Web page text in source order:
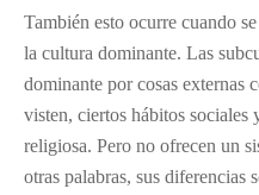
También esto ocurre cuando
la cultura dominante. Las
dominante por cosas externas
visten, ciertos hábitos sociales
religiosa. Pero no ofrecen un
otras palabras, sus diferencias